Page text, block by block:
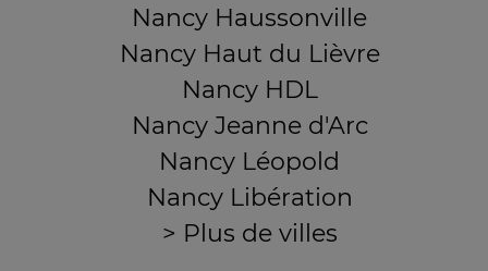
Nancy Haussonville
Nancy Haut du Lièvre
Nancy HDL
Nancy Jeanne d'Arc
Nancy Léopold
Nancy Libération
> Plus de villes